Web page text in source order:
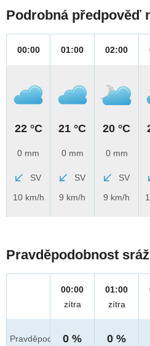
Podrobná předpověď
00:00
22 °C
0 mm
SV
10 km/h
01:00
21 °C
0 mm
SV
9 km/h
02:00
20 °C
0 mm
SV
9 km/h
Pravděpodobnost
Pravděpod.
00:00
zítra
0 %
01:00
zítra
0 %